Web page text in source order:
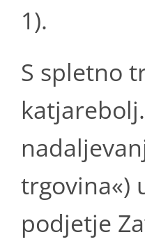
1).
S spletno
trgovina«)
podjetje